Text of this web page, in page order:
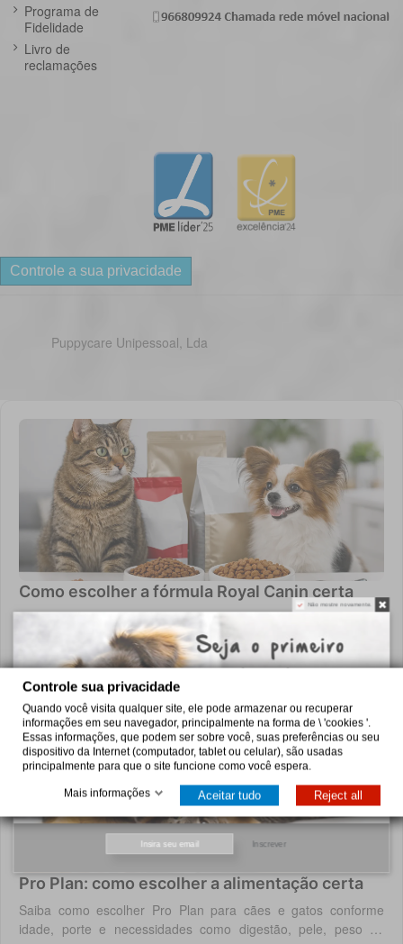
Programa de
Fidelidade
Livro de
reclamações
Controle a sua privacidade
Puppycare Unipessoal, Lda
Não mostre novamente.
Inscrever
Como escolher a fórmula Royal Canin certa
Saiba escolher Royal Canin para cão ou gato por idade, porte e
necessidade clínica, com critérios práticos para uma
alimentação diária adequada e segura.
6 de agosto de 2026
Pro Plan: como escolher a alimentação certa
Saiba como escolher Pro Plan para cães e gatos conforme
idade, porte e necessidades como digestão, pele, peso ou
Controle sua privacidade
Quando você visita qualquer site, ele pode armazenar ou recuperar
informações em seu navegador, principalmente na forma de \ 'cookies '.
Essas informações, que podem ser sobre você, suas preferências ou seu
dispositivo da Internet (computador, tablet ou celular), são usadas
principalmente para que o site funcione como você espera.
Mais informações Aceitar tudo Reject all